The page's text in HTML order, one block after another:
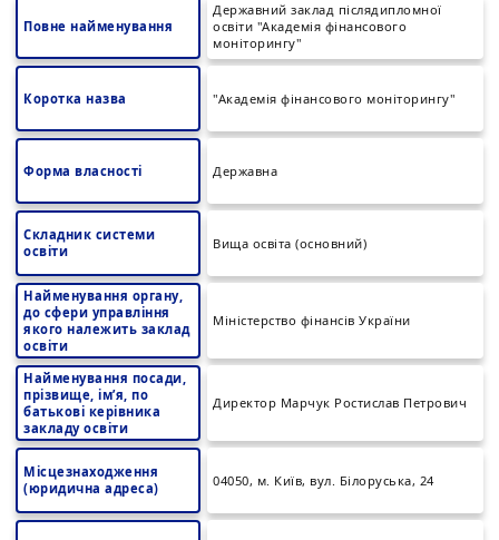
Повне найменування
Державний заклад післядипломної
освіти "Академія фінансового
моніторингу"
Коротка назва "Академія фінансового моніторингу"
Форма власності Державна
Складник системи
освіти
Вища освіта (основний)
Найменування органу,
до сфери управління
якого належить заклад
освіти
Міністерство фінансів України
Найменування посади,
прізвище, ім’я, по
батькові керівника
закладу освіти
Директор Марчук Ростислав Петрович
Місцезнаходження
(юридична адреса)
04050, м. Київ, вул. Білоруська, 24